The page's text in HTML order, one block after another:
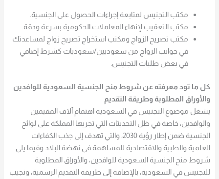
مكتب التجنيس لمتابعة إجراءات الحصول على الجنسية.
مكتب التعقيب لإنهاء المعاملات الحكومية بسرعة ودقة.
مكتب تصريح الزواج ومكتب استخراج تصريح زواج لمساعدتك
في جوانب الزواج من سعوديين/سعوديات كشرط إضافي
في بعض طلبات التجنيس.
كل ما تود معرفته عن شروط منح الجنسية السعودية للوافدين
والأوراق المطلوبة وطريقة التقديم
يشغل موضوع التجنيس في السعودية اهتمام آلاف المقيمين
والوافدين، خاصة في ظل التحديثات التي تجريها المملكة على لوائح
الجنسية ضمن إطار رؤية 2030، والتي تهدف إلى جذب الكفاءات
العلمية والطبية والاقتصادية للمساهمة في نهضة البلاد وفيما يلي
شروط منح الجنسية السعودية للوافدين، والأوراق المطلوبة
للتجنيس في السعودية، بالإضافة إلى طريقة التقديم الرسمية، ونجيب